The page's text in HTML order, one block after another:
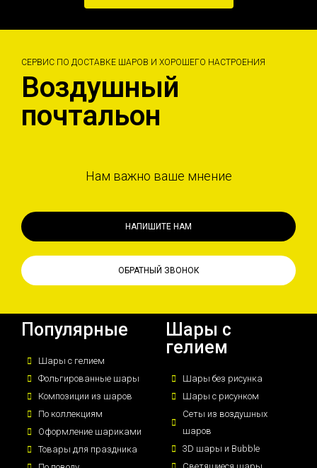
СЕРВИС ПО ДОСТАВКЕ ШАРОВ И ХОРОШЕГО НАСТРОЕНИЯ
Воздушный
почтальон
Нам важно ваше мнение
НАПИШИТЕ НАМ
ОБРАТНЫЙ ЗВОНОК
Популярные
Шары с гелием
Фольгированные шары
Композиции из шаров
По коллекциям
Оформление шариками
Товары для праздника
Шары с
гелием
Шары без рисунка
Шары с рисунком
Сеты из воздушных
шаров
3D шары и Bubble